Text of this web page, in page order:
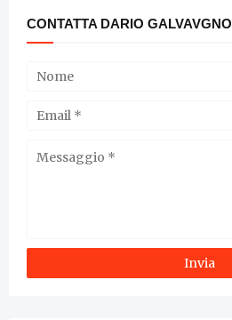
CONTATTA DARIO GALVAVGNO